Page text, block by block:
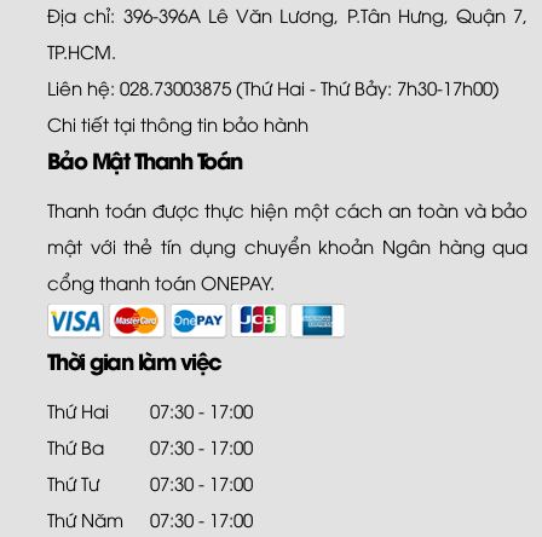
Địa chỉ: 396-396A Lê Văn Lương, P.Tân Hưng, Quận 7,
TP.HCM.
Liên hệ: 028.73003875 (Thứ Hai - Thứ Bảy: 7h30-17h00)
Chi tiết tại thông tin bảo hành
Bảo Mật Thanh Toán
Thanh toán được thực hiện một cách an toàn và bảo
mật với thẻ tín dụng chuyển khoản Ngân hàng qua
cổng thanh toán ONEPAY.
Thời gian làm việc
Thứ Hai
07:30 - 17:00
Thứ Ba
07:30 - 17:00
Thứ Tư
07:30 - 17:00
Thứ Năm
07:30 - 17:00